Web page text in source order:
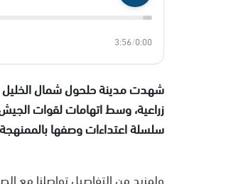
0:00
/
3:56
شهدت مدينة حلحول شمال الخليل
زراعية، وسط اتهامات لقوات
سلسلة اعتداءات وصفها
ولمزيد من التفاصيل تواصلنا